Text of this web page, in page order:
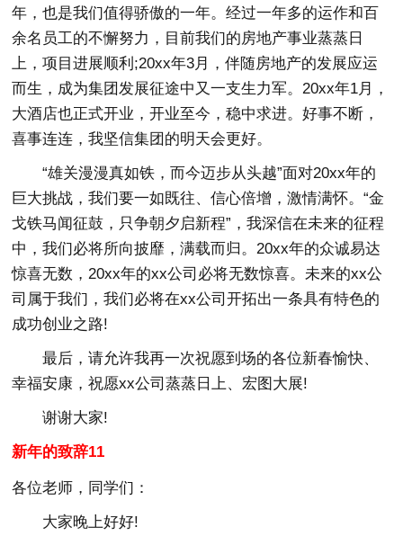
年，也是我们值得骄傲的一年。经过一年多的运作和百
余名员工的不懈努力，目前我们的房地产事业蒸蒸日
上，项目进展顺利;20xx年3月，伴随房地产的发展应运
而生，成为集团发展征途中又一支生力军。20xx年1月，
大酒店也正式开业，开业至今，稳中求进。好事不断，
喜事连连，我坚信集团的明天会更好。
“雄关漫漫真如铁，而今迈步从头越”面对20xx年的
巨大挑战，我们要一如既往、信心倍增，激情满怀。“金
戈铁马闻征鼓，只争朝夕启新程”，我深信在未来的征程
中，我们必将所向披靡，满载而归。20xx年的众诚易达
惊喜无数，20xx年的xx公司必将无数惊喜。未来的xx公
司属于我们，我们必将在xx公司开拓出一条具有特色的
成功创业之路!
最后，请允许我再一次祝愿到场的各位新春愉快、
幸福安康，祝愿xx公司蒸蒸日上、宏图大展!
谢谢大家!
新年的致辞11
各位老师，同学们：
大家晚上好好!